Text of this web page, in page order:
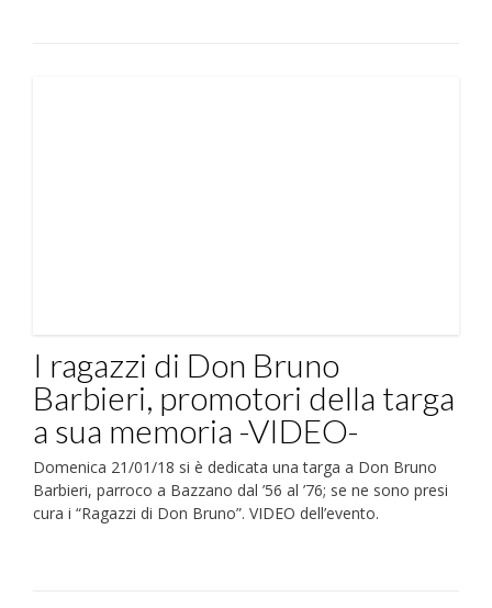
I ragazzi di Don Bruno
Barbieri, promotori della targa
a sua memoria -VIDEO-
Domenica 21/01/18 si è dedicata una targa a Don Bruno
Barbieri, parroco a Bazzano dal ’56 al ’76; se ne sono presi
cura i “Ragazzi di Don Bruno”. VIDEO dell’evento.